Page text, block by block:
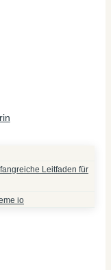
Leitfaden für
io